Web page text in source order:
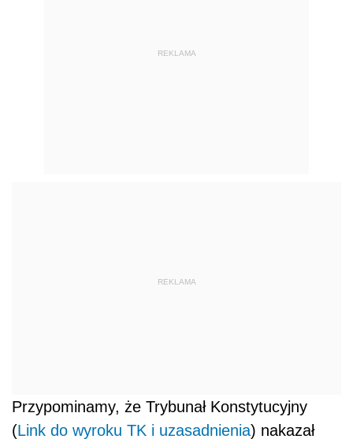
REKLAMA
REKLAMA
Przypominamy, że Trybunał Konstytucyjny
(Link do wyroku TK i uzasadnienia) nakazał